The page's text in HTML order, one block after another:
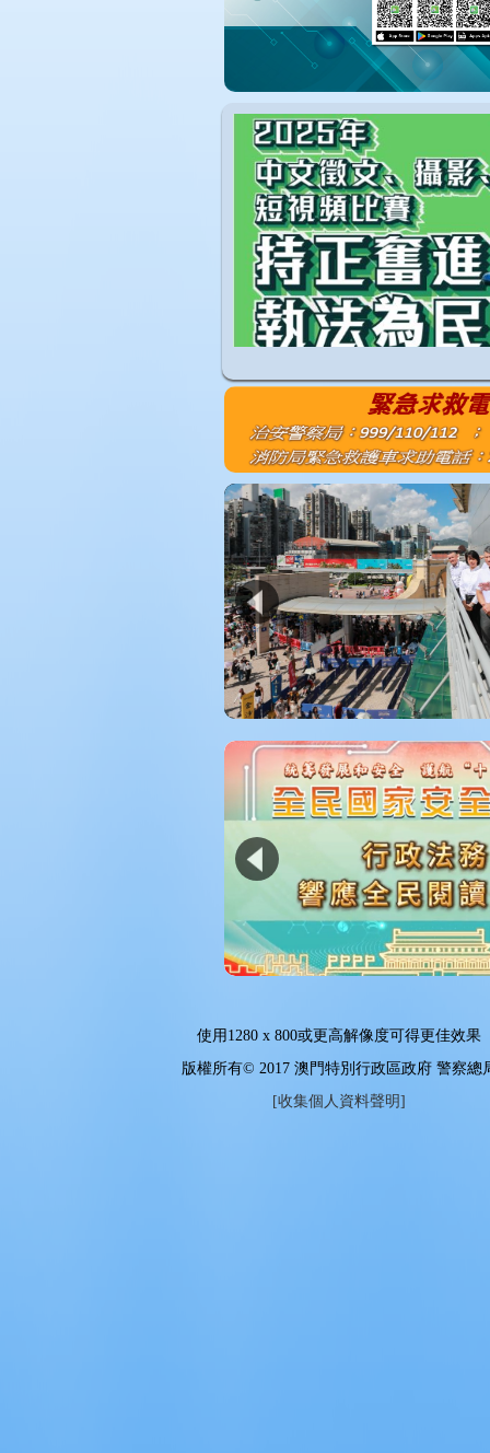
使用 1280 x 800或更高解像度可得更佳效果
版權所有© 2017 澳門特別行政區政府 警察總
[收集個人資料聲明]